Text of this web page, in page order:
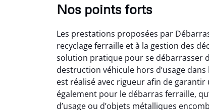
Nos points forts
Les prestations proposées par
recyclage ferraille et à la gestion des
solution pratique pour se débarrasser
destruction véhicule hors d’usage
est réalisé avec rigueur afin de
également pour le débarras ferraille,
d’usage ou d’objets métalliques